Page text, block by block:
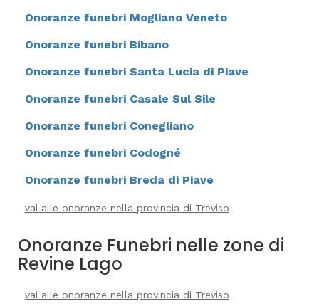
Onoranze funebri Mogliano Veneto
Onoranze funebri Bibano
Onoranze funebri Santa Lucia di Piave
Onoranze funebri Casale Sul Sile
Onoranze funebri Conegliano
Onoranze funebri Codogné
Onoranze funebri Breda di Piave
vai alle onoranze nella provincia di Treviso
Onoranze Funebri nelle zone di
Revine Lago
vai alle onoranze nella provincia di Treviso